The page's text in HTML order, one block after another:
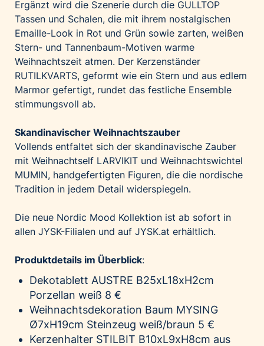
Ergänzt wird die Szenerie durch die GULLTOP
Tassen und Schalen, die mit ihrem nostalgischen
Emaille-Look in Rot und Grün sowie zarten, weißen
Stern- und Tannenbaum-Motiven warme
Weihnachtszeit atmen. Der Kerzenständer
RUTILKVARTS, geformt wie ein Stern und aus edlem
Marmor gefertigt, rundet das festliche Ensemble
stimmungsvoll ab.
Skandinavischer Weihnachtszauber
Vollends entfaltet sich der skandinavische Zauber
mit Weihnachtself LARVIKIT und Weihnachtswichtel
MUMIN, handgefertigten Figuren, die die nordische
Tradition in jedem Detail widerspiegeln.
Die neue Nordic Mood Kollektion ist ab sofort in
allen JYSK-Filialen und auf JYSK.at erhältlich.
Produktdetails im Überblick:
Dekotablett AUSTRE B25xL18xH2cm
Porzellan weiß 8 €
Weihnachtsdekoration Baum MYSING
Ø7xH19cm Steinzeug weiß/braun 5 €
Kerzenhalter STILBIT B10xL9xH8cm aus